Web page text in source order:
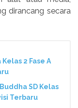
dirancang secara
2 Fase A
SD Kelas
Terbaru